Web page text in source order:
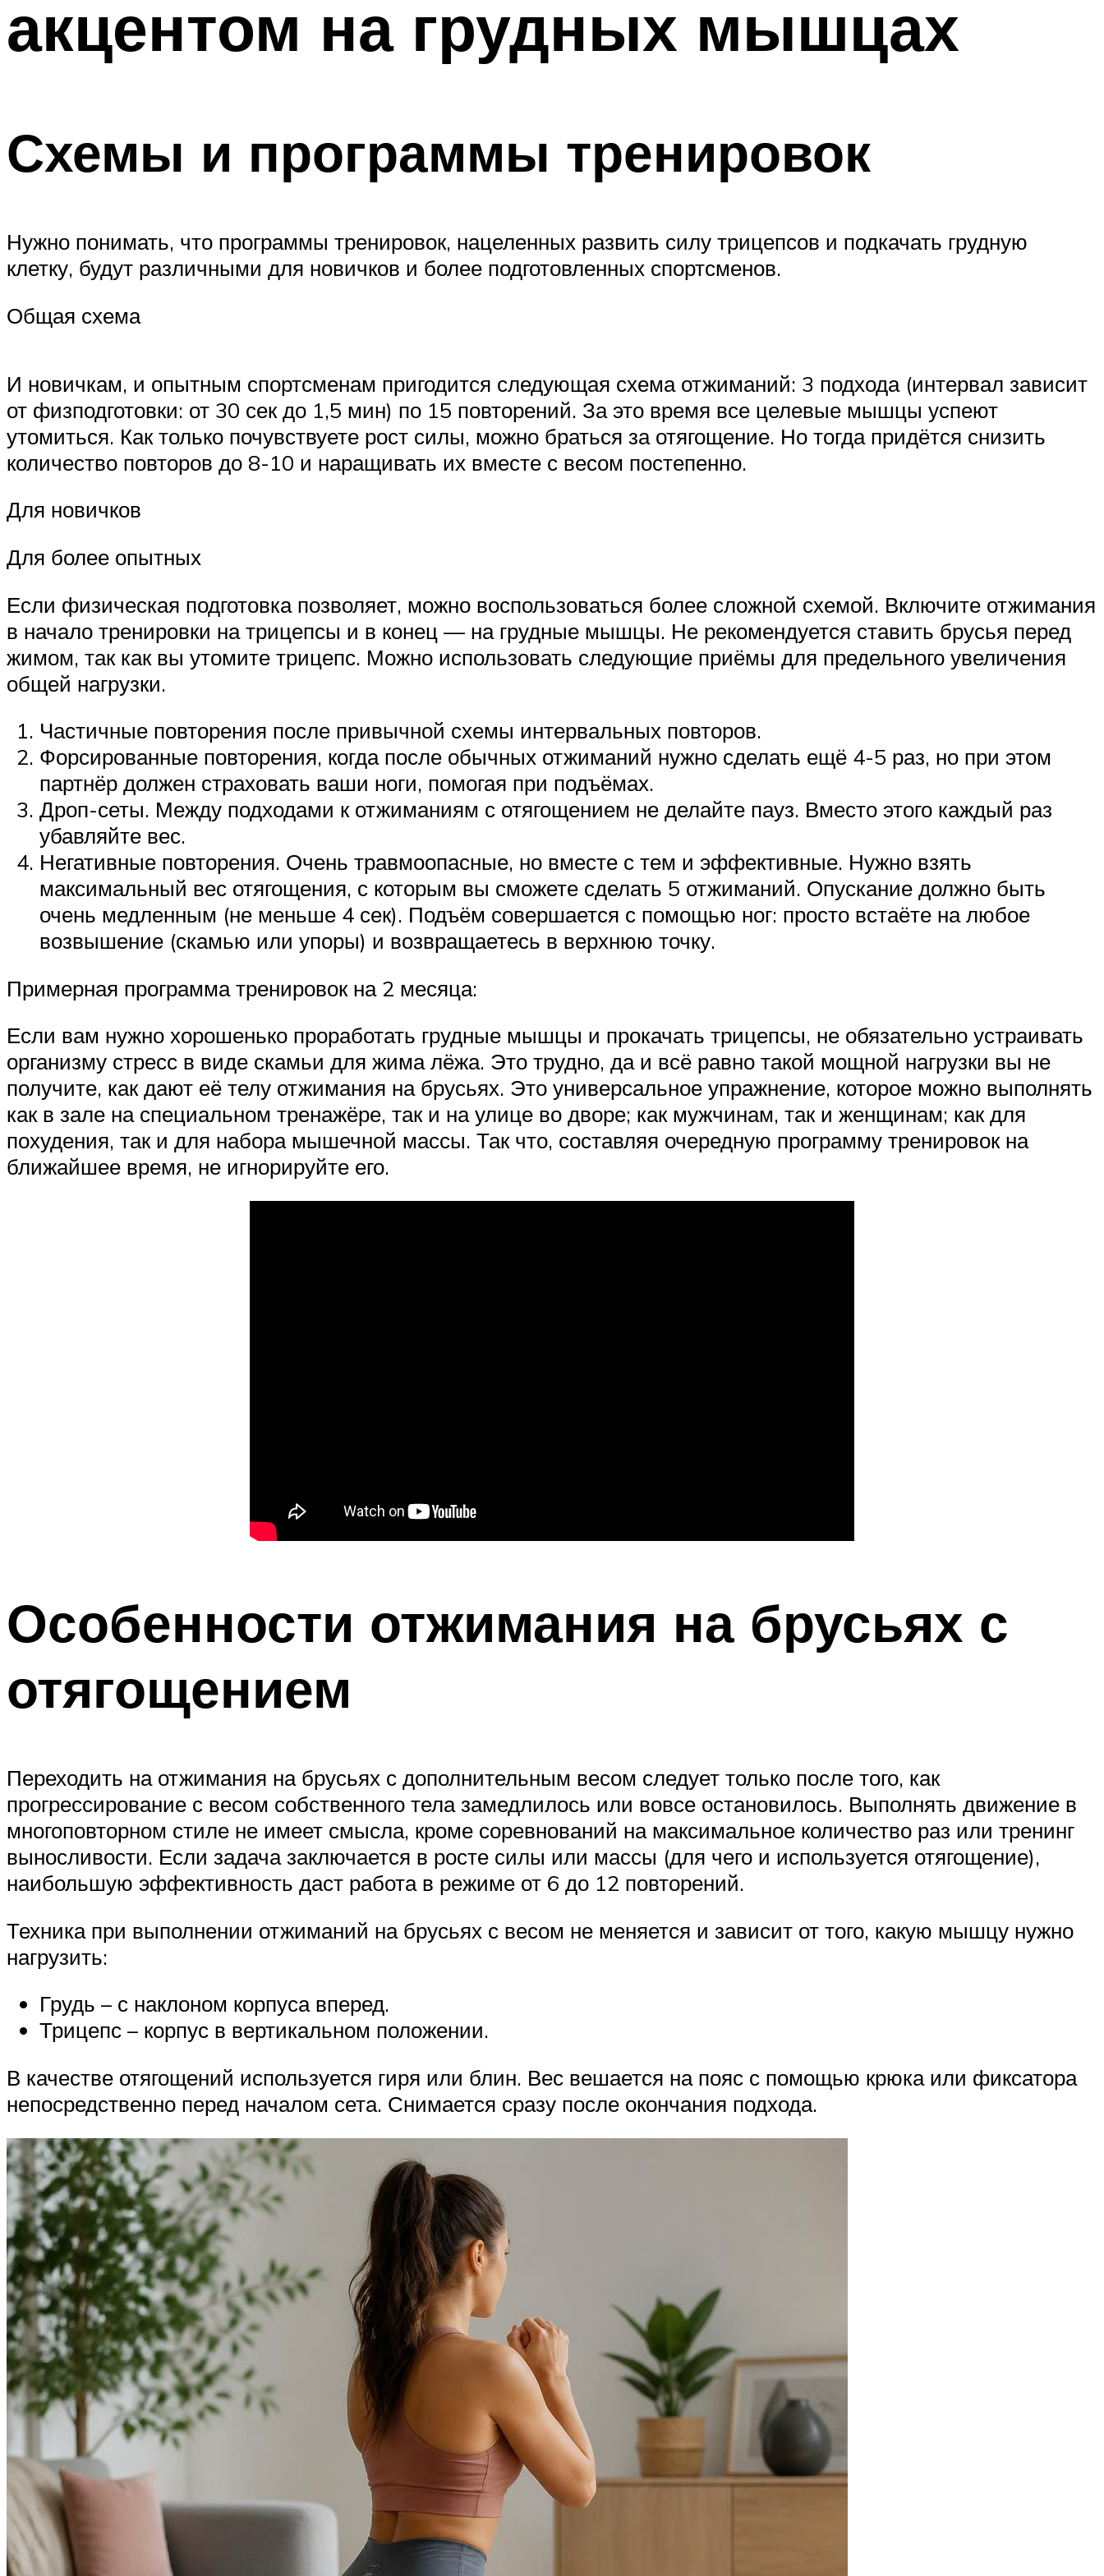
акцентом на грудных мышцах
Схемы и программы тренировок
Нужно понимать, что программы тренировок, нацеленных развить силу трицепсов и подкачать грудную
клетку, будут различными для новичков и более подготовленных спортсменов.
Общая схема
И новичкам, и опытным спортсменам пригодится следующая схема отжиманий: 3 подхода (интервал зависит
от физподготовки: от 30 сек до 1,5 мин) по 15 повторений. За это время все целевые мышцы успеют
утомиться. Как только почувствуете рост силы, можно браться за отягощение. Но тогда придётся снизить
количество повторов до 8-10 и наращивать их вместе с весом постепенно.
Для новичков
Для более опытных
Если физическая подготовка позволяет, можно воспользоваться более сложной схемой. Включите отжимания
в начало тренировки на трицепсы и в конец — на грудные мышцы. Не рекомендуется ставить брусья перед
жимом, так как вы утомите трицепс. Можно использовать следующие приёмы для предельного увеличения
общей нагрузки.
Частичные повторения после привычной схемы интервальных повторов.
Форсированные повторения, когда после обычных отжиманий нужно сделать ещё 4-5 раз, но при этом
партнёр должен страховать ваши ноги, помогая при подъёмах.
Дроп-сеты. Между подходами к отжиманиям с отягощением не делайте пауз. Вместо этого каждый раз
убавляйте вес.
Негативные повторения. Очень травмоопасные, но вместе с тем и эффективные. Нужно взять
максимальный вес отягощения, с которым вы сможете сделать 5 отжиманий. Опускание должно быть
очень медленным (не меньше 4 сек). Подъём совершается с помощью ног: просто встаёте на любое
возвышение (скамью или упоры) и возвращаетесь в верхнюю точку.
Примерная программа тренировок на 2 месяца:
Если вам нужно хорошенько проработать грудные мышцы и прокачать трицепсы, не обязательно устраивать
организму стресс в виде скамьи для жима лёжа. Это трудно, да и всё равно такой мощной нагрузки вы не
получите, как дают её телу отжимания на брусьях. Это универсальное упражнение, которое можно выполнять
как в зале на специальном тренажёре, так и на улице во дворе; как мужчинам, так и женщинам; как для
похудения, так и для набора мышечной массы. Так что, составляя очередную программу тренировок на
ближайшее время, не игнорируйте его.
Особенности отжимания на брусьях с
отягощением
Переходить на отжимания на брусьях с дополнительным весом следует только после того, как
прогрессирование с весом собственного тела замедлилось или вовсе остановилось. Выполнять движение в
многоповторном стиле не имеет смысла, кроме соревнований на максимальное количество раз или тренинг
выносливости. Если задача заключается в росте силы или массы (для чего и используется отягощение),
наибольшую эффективность даст работа в режиме от 6 до 12 повторений.
Техника при выполнении отжиманий на брусьях с весом не меняется и зависит от того, какую мышцу нужно
нагрузить:
Грудь – с наклоном корпуса вперед.
Трицепс – корпус в вертикальном положении.
В качестве отягощений используется гиря или блин. Вес вешается на пояс с помощью крюка или фиксатора
непосредственно перед началом сета. Снимается сразу после окончания подхода.